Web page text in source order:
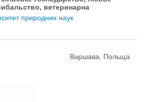
ветеринарна
природних наук
Варшава, Польща